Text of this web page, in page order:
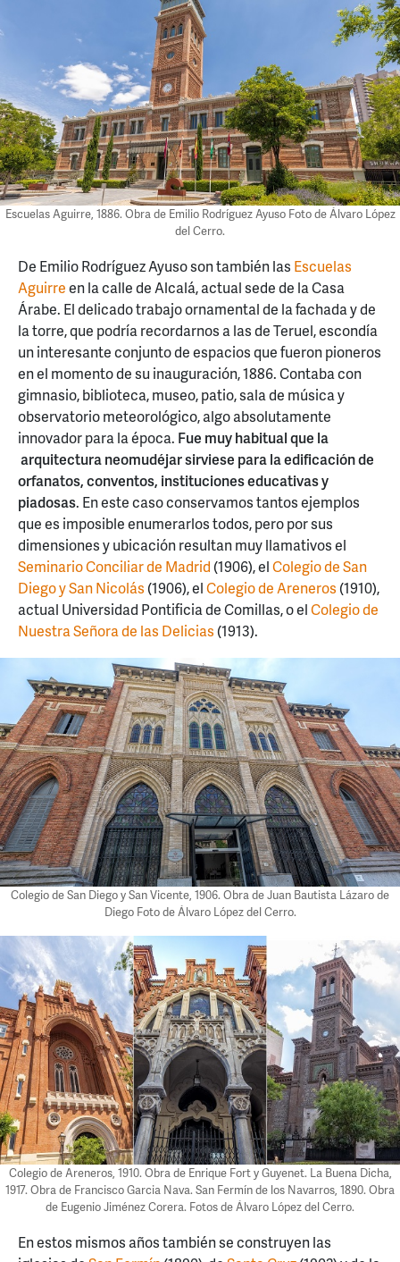
Escuelas Aguirre, 1886. Obra de Emilio Rodríguez Ayuso Foto de Álvaro López
del Cerro.
De Emilio Rodríguez Ayuso son también las Escuelas
Aguirreen la calle de Alcalá, actual sede de la Casa
Árabe. El delicado trabajo ornamental de la fachada y de
la torre, que podría recordarnos a las de Teruel, escondía
un interesante conjunto de espacios que fueron pioneros
en el momento de su inauguración, 1886. Contaba con
gimnasio, biblioteca, museo, patio, sala de música y
observatorio meteorológico, algo absolutamente
innovador para la época. Fue muy habitual que la
arquitectura neomudéjar sirviese para la edificación de
orfanatos, conventos, instituciones educativas y
piadosas. En este caso conservamos tantos ejemplos
que es imposible enumerarlos todos, pero por sus
dimensiones y ubicación resultan muy llamativos el
Seminario Conciliar de Madrid (1906), elColegio de San
Diego y San Nicolás (1906), elColegio de Areneros (1910),
actual Universidad Pontificia de Comillas, o elColegio de
Nuestra Señora de las Delicias (1913).
Colegio de San Diego y San Vicente, 1906. Obra de Juan Bautista Lázaro de
Diego Foto de Álvaro López del Cerro.
Colegio de Areneros, 1910. Obra de Enrique Fort y Guyenet. La Buena Dicha,
1917. Obra de Francisco Garcia Nava. San Fermín de los Navarros, 1890. Obra
de Eugenio Jiménez Corera. Fotos de Álvaro López del Cerro.
En estos mismos años también se construyen las